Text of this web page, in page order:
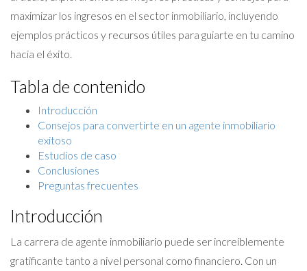
maximizar los ingresos en el sector inmobiliario, incluyendo
ejemplos prácticos y recursos útiles para guiarte en tu camino
hacia el éxito.
Tabla de contenido
Introducción
Consejos para convertirte en un agente inmobiliario
exitoso
Estudios de caso
Conclusiones
Preguntas frecuentes
Introducción
La carrera de agente inmobiliario puede ser increíblemente
gratificante tanto a nivel personal como financiero. Con un